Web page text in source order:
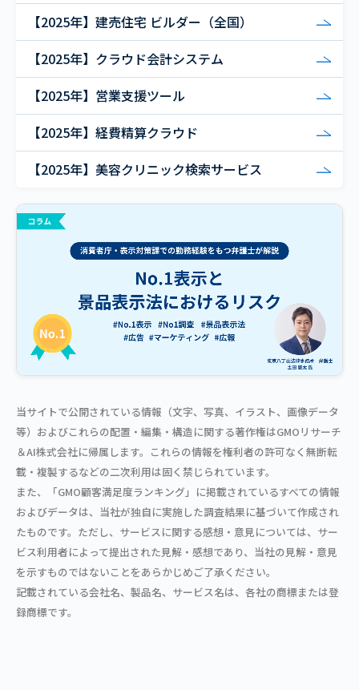
【2025年】建売住宅 ビルダー（全国）
【2025年】クラウド会計システム
【2025年】営業支援ツール
【2025年】経費精算クラウド
【2025年】美容クリニック検索サービス
当サイトで公開されている情報（文字、写真、イラスト、画像データ
等）およびこれらの配置・編集・構造に関する著作権はGMOリサーチ
＆AI株式会社に帰属します。これらの情報を権利者の許可なく無断転
載・複製するなどの二次利用は固く禁じられています。
また、「GMO顧客満足度ランキング」に掲載されているすべての情報
およびデータは、当社が独自に実施した調査結果に基づいて作成され
たものです。ただし、サービスに関する感想・意見については、サー
ビス利用者によって提出された見解・感想であり、当社の見解・意見
を示すものではないことをあらかじめご了承ください。
記載されている会社名、製品名、サービス名は、各社の商標または登
録商標です。